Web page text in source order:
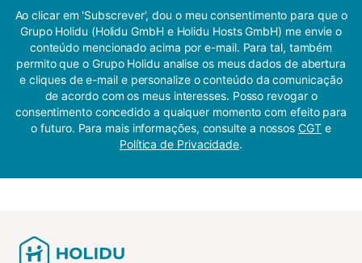
Ao clicar em 'Subscrever', dou o meu consentimento para que o
Grupo Holidu (Holidu GmbH e Holidu Hosts GmbH) me envie o
conteúdo mencionado acima por e-mail. Para tal, também
permito que o Grupo Holidu analise os meus dados de abertura
e cliques de e-mail e personalize o conteúdo da comunicação
de acordo com os meus interesses. Posso revogar o
consentimento concedido a qualquer momento com efeito para
o futuro. Para mais informações, consulte a nossosCGTe
Política de Privacidade.